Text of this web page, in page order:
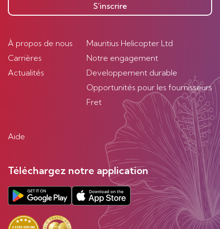
S’inscrire
À propos de nous
Carrières
Actualités
Mauritius Helicopter Ltd
Notre engagement
Developpement durable
Opportunités pour les fournisseurs
Fret
Aide
Téléchargez notre application